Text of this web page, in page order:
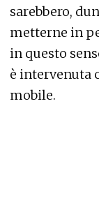
sarebbero,
metterne in
in questo
è intervenuta
mobile.